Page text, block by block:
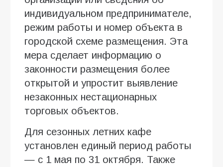
индивидуальном предпринимателе,
режим работы и номер объекта в
городской схеме размещения. Эта
мера сделает информацию о
законности размещения более
открытой и упростит выявление
незаконных нестационарных
торговых объектов.
Для сезонных летних кафе
установлен единый период работы
— с 1 мая по 31 октября. Также